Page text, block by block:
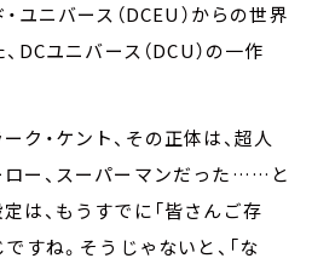
ユニバース（DCEU）からの世界
DCユニバース（DCU）の一作
ク・ケント、その正体は、超人
ー、スーパーマンだった……と
は、もうすでに「皆さんご存
すね。そうじゃないと、「な